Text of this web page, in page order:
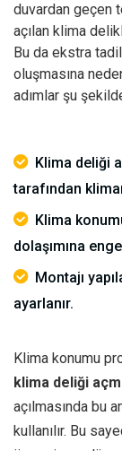
duvardan geçen
açılan klima
Bu da ekstra
oluşmasına
adımlar şu
Klima deliği
tarafından
Klima
dolaşımına
Montajı
ayarlanır.
Klima konumu
klima deliği
açılmasında bu
kullanılır. Bu